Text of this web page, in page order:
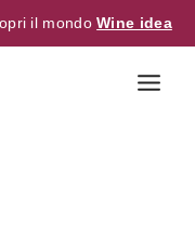
il mondoWine idea